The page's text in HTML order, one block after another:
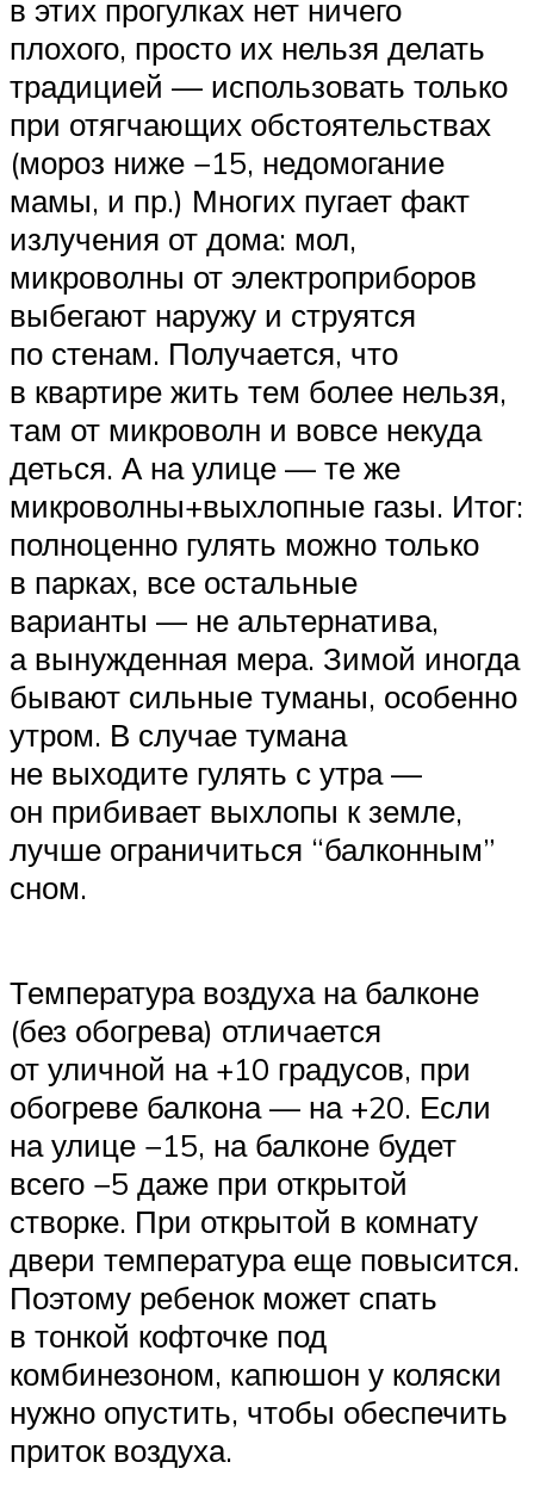
в этих прогулках нет ничего
плохого, просто их нельзя делать
традицией — использовать только
при отягчающих обстоятельствах
(мороз ниже −15, недомогание
мамы, и пр.) Многих пугает факт
излучения от дома: мол,
микроволны от электроприборов
выбегают наружу и струятся
по стенам. Получается, что
в квартире жить тем более нельзя,
там от микроволн и вовсе некуда
деться. А на улице — те же
микроволны+выхлопные газы. Итог:
полноценно гулять можно только
в парках, все остальные
варианты — не альтернатива,
а вынужденная мера. Зимой иногда
бывают сильные туманы, особенно
утром. В случае тумана
не выходите гулять с утра —
он прибивает выхлопы к земле,
лучше ограничиться “балконным”
сном.
Температура воздуха на балконе
(без обогрева) отличается
от уличной на +10 градусов, при
обогреве балкона — на +20. Если
на улице −15, на балконе будет
всего −5 даже при открытой
створке. При открытой в комнату
двери температура еще повысится.
Поэтому ребенок может спать
в тонкой кофточке под
комбинезоном, капюшон у коляски
нужно опустить, чтобы обеспечить
приток воздуха.